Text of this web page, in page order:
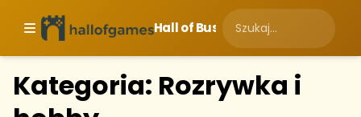
Hall of Business
Kategoria: Rozrywka i